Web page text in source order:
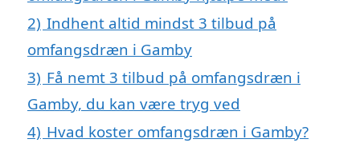
2) Indhent altid mindst 3 tilbud på
omfangsdræn i Gamby
3) Få nemt 3 tilbud på omfangsdræn i
Gamby, du kan være tryg ved
4) Hvad koster omfangsdræn i Gamby?